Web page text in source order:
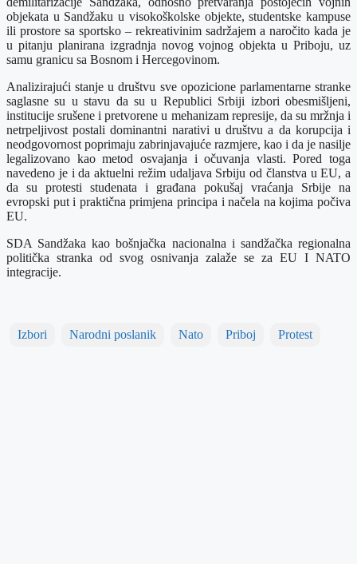
objekata u Sandžaku u visokoškolske objekte, studentske kampuse
ili prostore sa sportsko – rekreativinim sadržajem a naročito kada je
u pitanju planirana izgradnja novog vojnog objekta u Priboju, uz
samu granicu sa Bosnom i Hercegovinom.
Analizirajući stanje u društvu sve opozicione parlamentarne stranke
saglasne su u stavu da su u Republici Srbiji izbori obesmišljeni,
institucije srušene i pretvorene u mehanizam represije, da su mržnja i
netrpeljivost postali dominantni narativi u društvu a da korupcija i
neodgovornost poprimaju zabrinjavajuće razmjere, kao i da je nasilje
legalizovano kao metod osvajanja i očuvanja vlasti. Pored toga
navedeno je i da aktuelni režim udaljava Srbiju od članstva u EU, a
da su protesti studenata i građana pokušaj vraćanja Srbije na
evropski put i praktična primjena principa i načela na kojima počiva
EU.
SDA Sandžaka kao bošnjačka nacionalna i sandžačka regionalna
politička stranka od svog osnivanja zalaže se za EU I NATO
integracije.
Izbori Narodni poslanik Nato Priboj Protest